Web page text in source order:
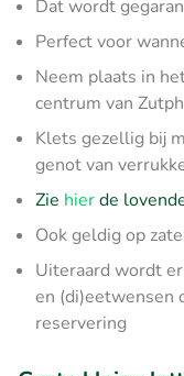
Dat wordt
Perfect voor
Neem plaats in
centrum van
Klets gezellig bij
genot van
Zie hierde
Ook geldig op
Uiteraard wordt
en (di)eetwensen
reservering